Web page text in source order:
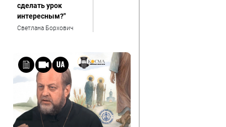
сделать урок
интересным?"
Светлана Борхович